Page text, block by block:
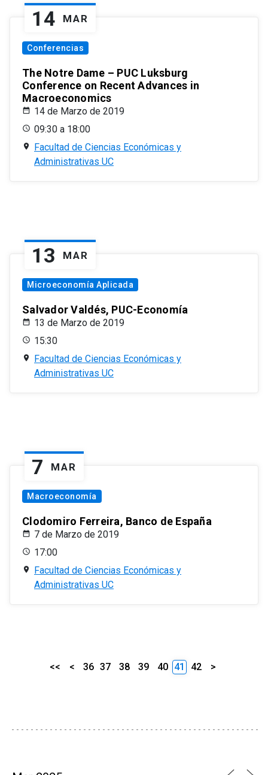
14 MAR
Conferencias
The Notre Dame – PUC Luksburg
Conference on Recent Advances in
Macroeconomics
14 de Marzo de 2019
09:30 a 18:00
Facultad de Ciencias Económicas y
Administrativas UC
13 MAR
Microeconomía Aplicada
Salvador Valdés, PUC-Economía
13 de Marzo de 2019
15:30
Facultad de Ciencias Económicas y
Administrativas UC
7 MAR
Macroeconomía
Clodomiro Ferreira, Banco de España
7 de Marzo de 2019
17:00
Facultad de Ciencias Económicas y
Administrativas UC
<< < 36 37 38 39 40 41 42 >